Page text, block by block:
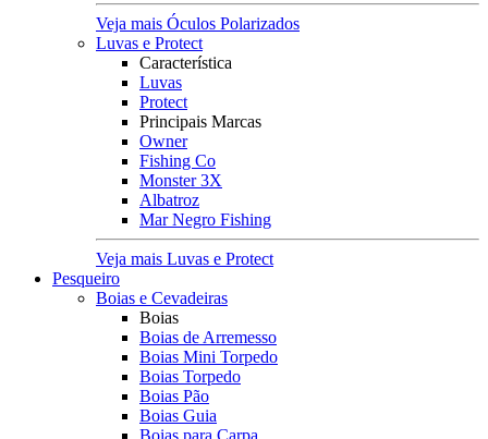
Veja mais Óculos Polarizados
Luvas e Protect
Característica
Luvas
Protect
Principais Marcas
Owner
Fishing Co
Monster 3X
Albatroz
Mar Negro Fishing
Veja mais Luvas e Protect
Pesqueiro
Boias e Cevadeiras
Boias
Boias de Arremesso
Boias Mini Torpedo
Boias Torpedo
Boias Pão
Boias Guia
Boias para Carpa